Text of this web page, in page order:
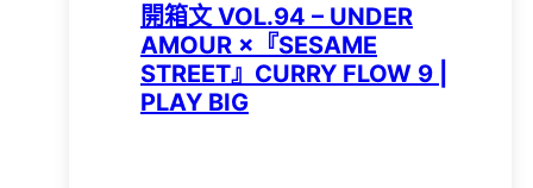
開箱文 VOL.94 – UNDER
AMOUR ×『SESAME
STREET』CURRY FLOW 9 |
PLAY BIG